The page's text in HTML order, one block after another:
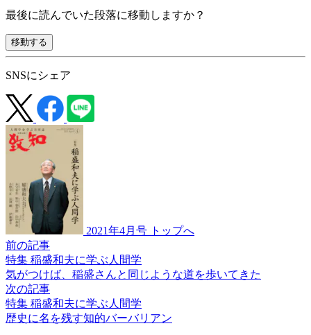
最後に読んでいた段落に移動しますか？
移動する
SNSにシェア
2021年4月号 トップへ
前の記事
特集 稲盛和夫に学ぶ人間学
気がつけば、稲盛さんと 同じような道を歩いてきた
次の記事
特集 稲盛和夫に学ぶ人間学
歴史に名を残す知的バーバリアン